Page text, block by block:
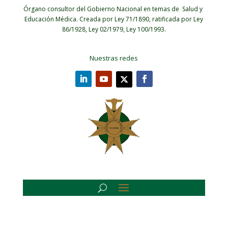
Órgano consultor del Gobierno Nacional en temas de Salud y
Educación Médica. Creada por Ley 71/1890, ratificada por Ley
86/1928, Ley 02/1979, Ley 100/1993.
Nuestras redes